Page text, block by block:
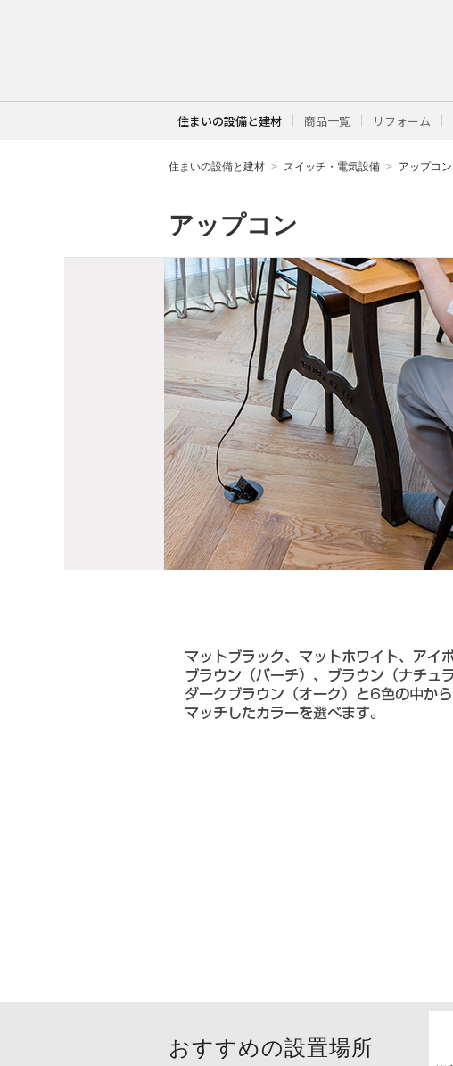
住まいの設備と建材 商品一覧 リフォーム
住まいの設備と建材 スイッチ・電気設備 アップコン
アップコン
おすすめの設置場所